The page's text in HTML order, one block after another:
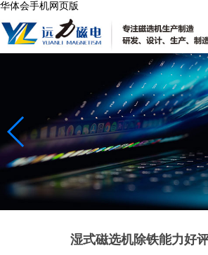
华体会手机网页版
湿式磁选机除铁能力好